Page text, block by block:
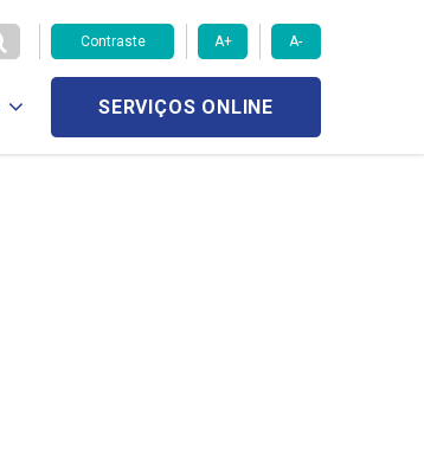
Contraste A+ A-
SERVIÇOS ONLINE